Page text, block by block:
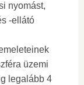
nyomást,
-ellátó
üzemi
legalább 4